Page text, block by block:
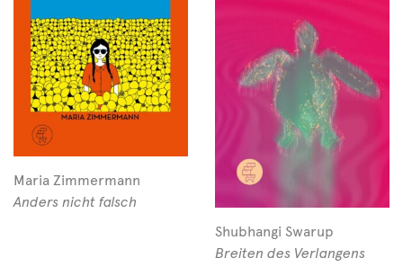
Maria Zimmermann
Anders nicht falsch
Shubhangi Swarup
Breiten des Verlangens